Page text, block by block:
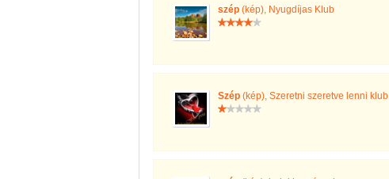
szép (kép), Nyugdíjas Klub
Szép (kép), Szeretni szeretve lenni klub